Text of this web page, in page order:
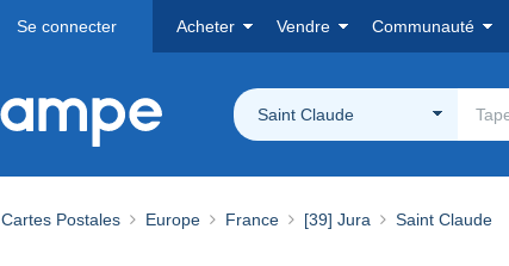
Se connecter Acheter Vendre Communauté
Saint Claude
Cartes Postales Europe France [39] Jura Saint Claude